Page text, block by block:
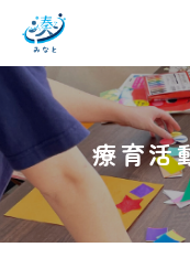
療育活